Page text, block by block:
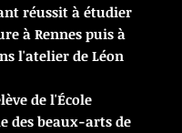
réussit à étudier
à Rennes puis à
l'atelier de Léon
de l'École
des beaux-arts de